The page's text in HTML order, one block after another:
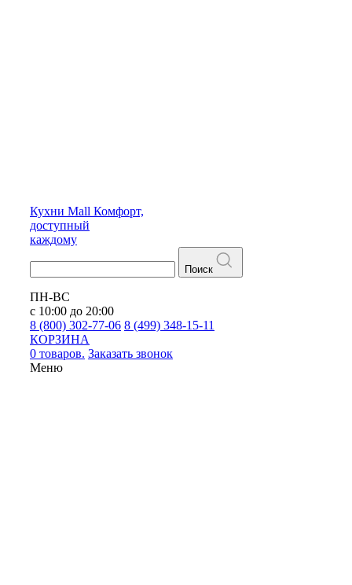
Кухни Mall Комфорт,
доступный
каждому
Поиск
ПН-ВС
с 10:00 до 20:00
8 (800) 302-77-06 8 (499) 348-15-11
КОРЗИНА
0 товаров. Заказать звонок
Меню